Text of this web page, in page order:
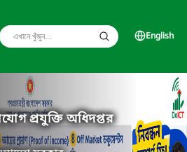
English
প্রযুক্তি অধিদপ্তর